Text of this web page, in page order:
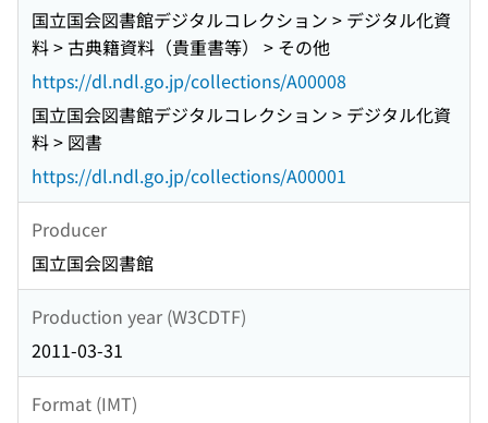
国立国会図書館デジタルコレクション > デジタル化資
料 > 古典籍資料（貴重書等） > その他
https://dl.ndl.go.jp/collections/A00008
国立国会図書館デジタルコレクション > デジタル化資
料 > 図書
https://dl.ndl.go.jp/collections/A00001
Producer
国立国会図書館
Production year (W3CDTF)
2011-03-31
Format (IMT)